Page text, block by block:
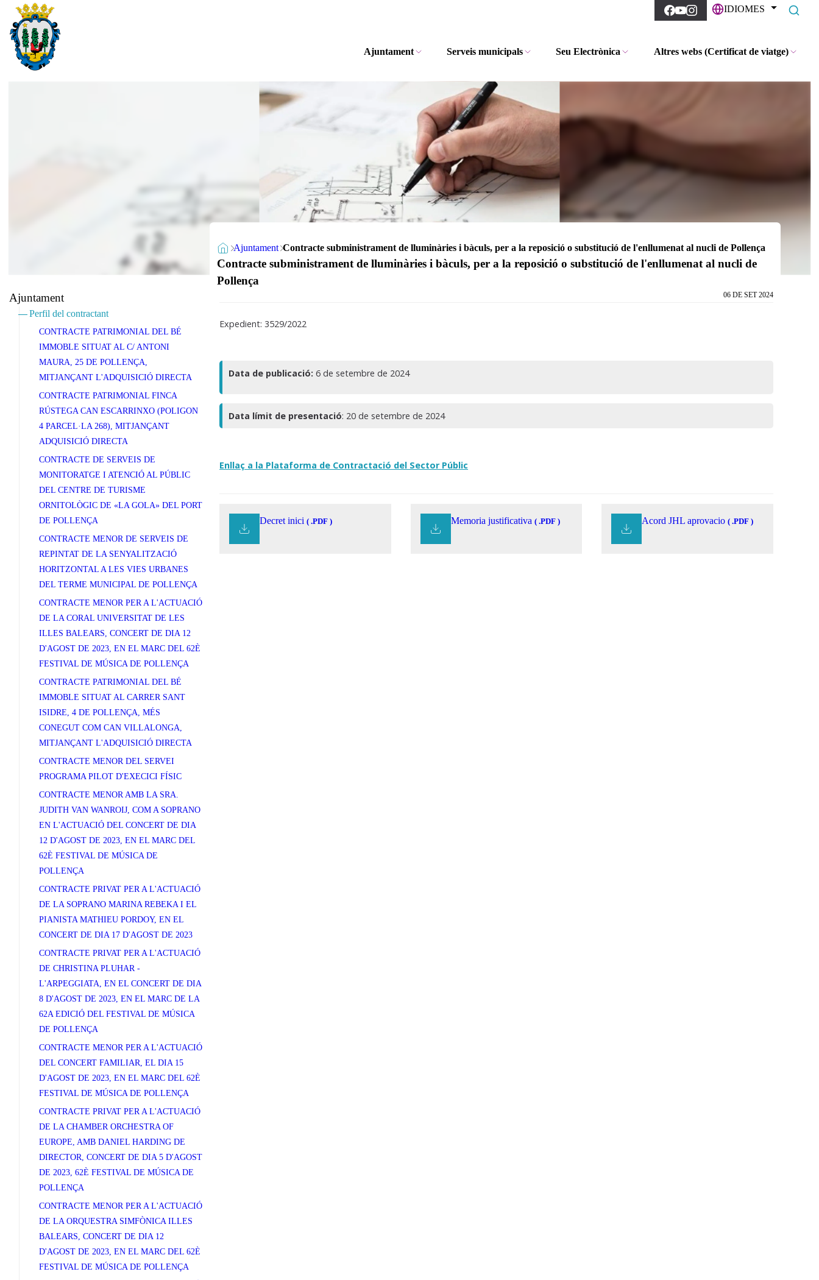
IDIOMES
Ajuntament Serveis municipals Seu Electrònica Altres webs (Certificat de viatge)
Ajuntament Contracte subministrament de lluminàries i bàculs, per a la reposició o substitució de l'enllumenat al nucli de Pollença
Contracte subministrament de lluminàries i bàculs, per a la reposició o substitució de l'enllumenat al nucli de
Pollença
Ajuntament
Perfil del contractant
CONTRACTE PATRIMONIAL DEL BÉ
IMMOBLE SITUAT AL C/ ANTONI
MAURA, 25 DE POLLENÇA,
MITJANÇANT L'ADQUISICIÓ DIRECTA
CONTRACTE PATRIMONIAL FINCA
RÚSTEGA CAN ESCARRINXO (POLIGON
4 PARCEL·LA 268), MITJANÇANT
ADQUISICIÓ DIRECTA
CONTRACTE DE SERVEIS DE
MONITORATGE I ATENCIÓ AL PÚBLIC
DEL CENTRE DE TURISME
ORNITOLÒGIC DE «LA GOLA» DEL PORT
DE POLLENÇA
CONTRACTE MENOR DE SERVEIS DE
REPINTAT DE LA SENYALITZACIÓ
HORITZONTAL A LES VIES URBANES
DEL TERME MUNICIPAL DE POLLENÇA
CONTRACTE MENOR PER A L'ACTUACIÓ
DE LA CORAL UNIVERSITAT DE LES
ILLES BALEARS, CONCERT DE DIA 12
D'AGOST DE 2023, EN EL MARC DEL 62È
FESTIVAL DE MÚSICA DE POLLENÇA
CONTRACTE PATRIMONIAL DEL BÉ
IMMOBLE SITUAT AL CARRER SANT
ISIDRE, 4 DE POLLENÇA, MÉS
CONEGUT COM CAN VILLALONGA,
MITJANÇANT L'ADQUISICIÓ DIRECTA
CONTRACTE MENOR DEL SERVEI
PROGRAMA PILOT D'EXECICI FÍSIC
CONTRACTE MENOR AMB LA SRA.
JUDITH VAN WANROIJ, COM A SOPRANO
EN L'ACTUACIÓ DEL CONCERT DE DIA
12 D'AGOST DE 2023, EN EL MARC DEL
62È FESTIVAL DE MÚSICA DE
POLLENÇA
CONTRACTE PRIVAT PER A L'ACTUACIÓ
DE LA SOPRANO MARINA REBEKA I EL
PIANISTA MATHIEU PORDOY, EN EL
CONCERT DE DIA 17 D'AGOST DE 2023
CONTRACTE PRIVAT PER A L'ACTUACIÓ
DE CHRISTINA PLUHAR -
L'ARPEGGIATA, EN EL CONCERT DE DIA
8 D'AGOST DE 2023, EN EL MARC DE LA
62A EDICIÓ DEL FESTIVAL DE MÚSICA
DE POLLENÇA
CONTRACTE MENOR PER A L'ACTUACIÓ
DEL CONCERT FAMILIAR, EL DIA 15
D'AGOST DE 2023, EN EL MARC DEL 62È
FESTIVAL DE MÚSICA DE POLLENÇA
CONTRACTE PRIVAT PER A L'ACTUACIÓ
DE LA CHAMBER ORCHESTRA OF
EUROPE, AMB DANIEL HARDING DE
DIRECTOR, CONCERT DE DIA 5 D'AGOST
DE 2023, 62È FESTIVAL DE MÚSICA DE
POLLENÇA
CONTRACTE MENOR PER A L'ACTUACIÓ
DE LA ORQUESTRA SIMFÒNICA ILLES
BALEARS, CONCERT DE DIA 12
D'AGOST DE 2023, EN EL MARC DEL 62È
FESTIVAL DE MÚSICA DE POLLENÇA
06 DE SET 2024
Expedient: 3529/2022
Data de publicació: 6 de setembre de 2024
Data límit de presentació: 20 de setembre de 2024
Enllaç a la Plataforma de Contractació del Sector Públic
Decret inici( .PDF ) Memoria justificativa ( .PDF ) Acord JHL aprovacio( .PDF )